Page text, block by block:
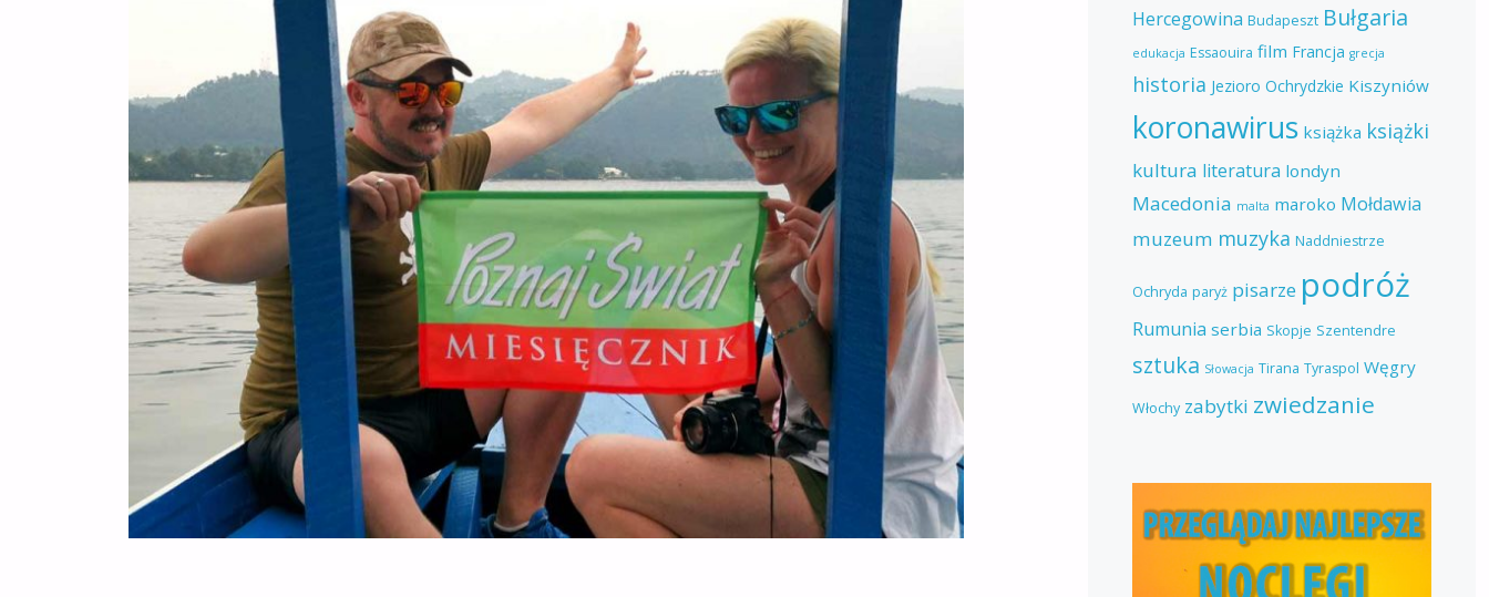
Hercegowina Budapeszt Bułgaria
edukacja Essaouira film Francja grecja
historia Jezioro Ochrydzkie Kiszyniów
koronawirus książka książki
kultura literatura londyn
Macedonia malta maroko Mołdawia
muzeum muzyka Naddniestrze
Ochryda paryż pisarze podróż
Rumunia serbia Skopje Szentendre
sztuka Słowacja Tirana Tyraspol Węgry
Włochy zabytki zwiedzanie